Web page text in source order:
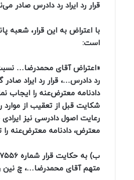
قرار رد ایراد رد دادرس صادر
است:
رد دادرس…، قرار رد ایراد
دادنامه معترض‌عنه را ایجاب
شکایت قبل از تعقیب از موارد
معترض، دادنامه معترض‌عنه را
متهم آقای محمدرضا…، چ نین